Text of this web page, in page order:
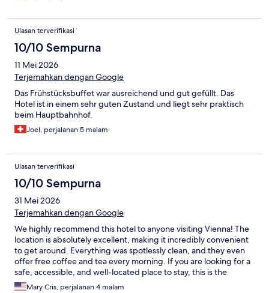
Ulasan terverifikasi
10/10 Sempurna
11 Mei 2026
Terjemahkan dengan Google
Das Frühstücksbuffet war ausreichend und gut gefüllt. Das
Hotel ist in einem sehr guten Zustand und liegt sehr praktisch
beim Hauptbahnhof.
Joel, perjalanan 5 malam
Ulasan terverifikasi
10/10 Sempurna
31 Mei 2026
Terjemahkan dengan Google
We highly recommend this hotel to anyone visiting Vienna! The
location is absolutely excellent, making it incredibly convenient
to get around. Everything was spotlessly clean, and they even
offer free coffee and tea every morning. If you are looking for a
safe, accessible, and well-located place to stay, this is the
perfect choice.
Mary Cris, perjalanan 4 malam